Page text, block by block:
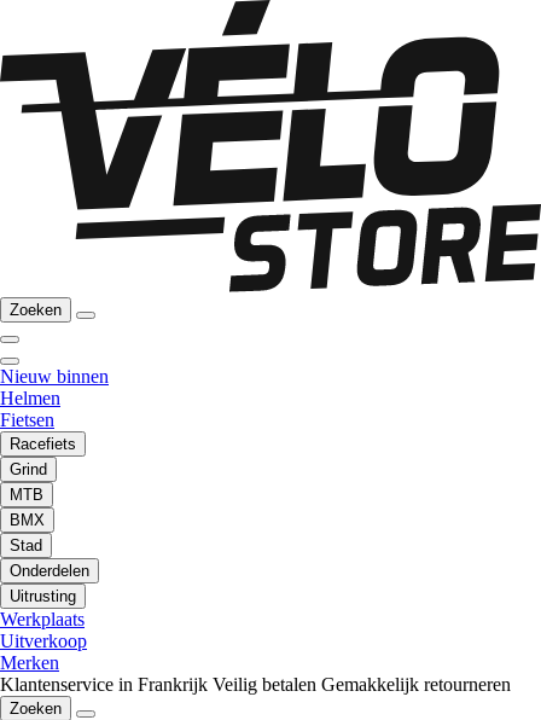
Zoeken
Nieuw binnen
Helmen
Fietsen
Racefiets
Grind
MTB
BMX
Stad
Onderdelen
Uitrusting
Werkplaats
Uitverkoop
Merken
Klantenservice in Frankrijk Veilig betalen Gemakkelijk retourneren
Zoeken